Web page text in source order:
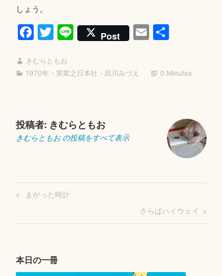
しょう。
Fa
bo
ok
T
tte
r
Li
ne
Post E 共
きむらともお
1970年 ・ 実業之日本社 ・ 武川みづえ 0 Minutes
投稿者: きむらともお
きむらともお の投稿をすべて表示
投
ー
シ
Previous
まがった時計
Next
Post
さらばハイウェイ
本日の一冊